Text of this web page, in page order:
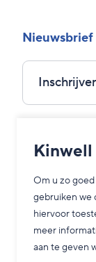
Om u zo
gebruiken we
hiervoor
meer
aan te geven
Nieuwsbrief
Algemene